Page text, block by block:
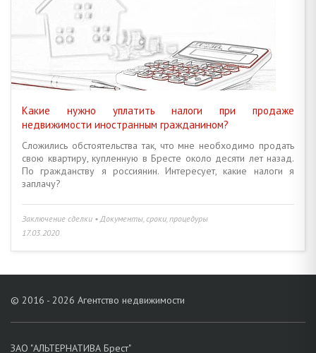
ИНЫЕ ВОПРОСЫ
Какие нужно уплатить налоги при продаже
недвижимости иностранным гражданином?
Сложились обстоятельства так, что мне необходимо продать
свою квартиру, купленную в Бресте около десяти лет назад.
По гражданству я россиянин. Интересует, какие налоги я
заплачу?
17.03.2020
Заключение сделки • Документы, сроки, процедуры
© 2016 - 2026 Агентство недвижимости
ЗАО "АЛЬТЕРНАТИВА Брест"